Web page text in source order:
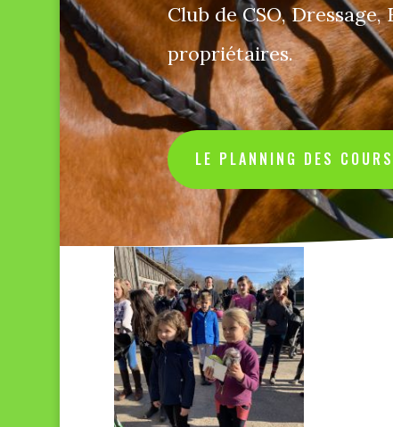
Club de CSO,
propriétaires.
LE PLANNING DES COURS